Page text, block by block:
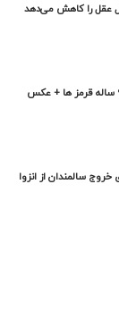
عقل را کاهش می‌دهد
سالمندان از انزوا